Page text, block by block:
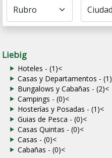
Liebig
Hoteles - (1)<
Casas y Departamentos - (1)
Bungalows y Cabañas - (2)<
Campings - (0)<
Hosterías y Posadas - (1)<
Guias de Pesca - (0)<
Casas Quintas - (0)<
Casas - (0)<
Cabañas - (0)<